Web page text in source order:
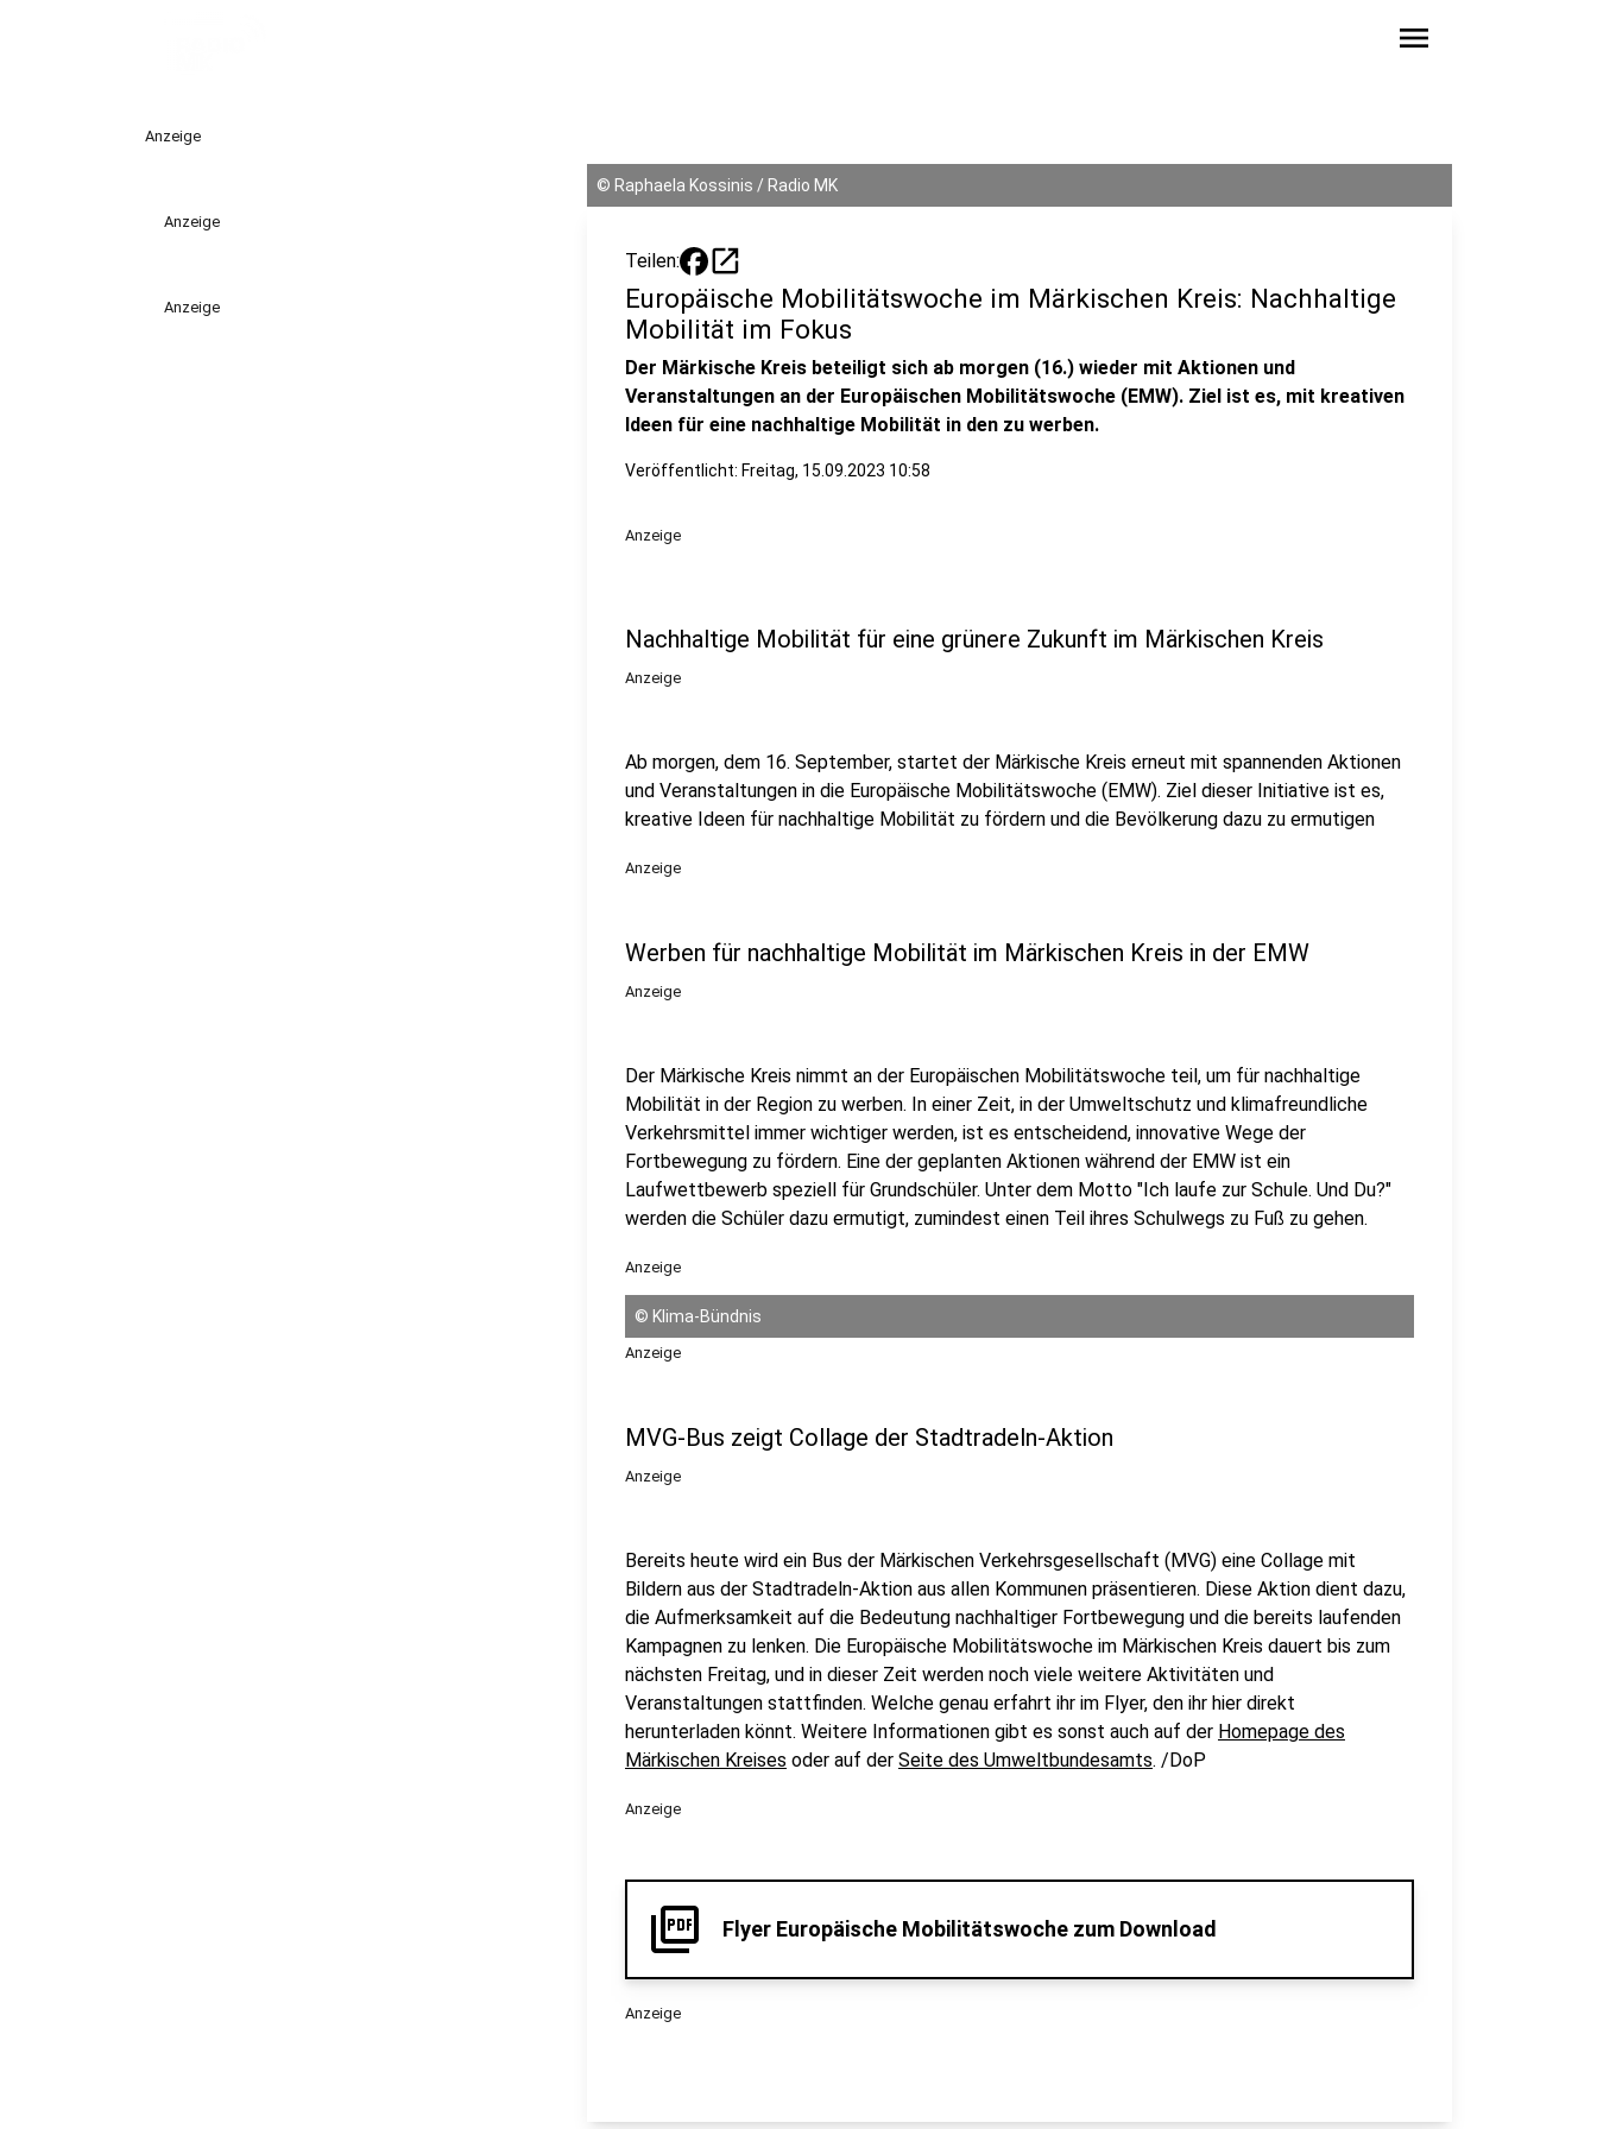
menu
Anzeige
Anzeige
Anzeige
© Raphaela Kossinis / Radio MK
Teilen: open_in_new
Europäische Mobilitätswoche im Märkischen Kreis: Nachhaltige
Mobilität im Fokus
Der Märkische Kreis beteiligt sich ab morgen (16.) wieder mit Aktionen und
Veranstaltungen an der Europäischen Mobilitätswoche (EMW). Ziel ist es, mit kreativen
Ideen für eine nachhaltige Mobilität in den zu werben.
Veröffentlicht: Freitag, 15.09.2023 10:58
Anzeige
Nachhaltige Mobilität für eine grünere Zukunft im Märkischen Kreis
Anzeige
Ab morgen, dem 16. September, startet der Märkische Kreis erneut mit spannenden Aktionen
und Veranstaltungen in die Europäische Mobilitätswoche (EMW). Ziel dieser Initiative ist es,
kreative Ideen für nachhaltige Mobilität zu fördern und die Bevölkerung dazu zu ermutigen
Anzeige
Werben für nachhaltige Mobilität im Märkischen Kreis in der EMW
Anzeige
Der Märkische Kreis nimmt an der Europäischen Mobilitätswoche teil, um für nachhaltige
Mobilität in der Region zu werben. In einer Zeit, in der Umweltschutz und klimafreundliche
Verkehrsmittel immer wichtiger werden, ist es entscheidend, innovative Wege der
Fortbewegung zu fördern. Eine der geplanten Aktionen während der EMW ist ein
Laufwettbewerb speziell für Grundschüler. Unter dem Motto "Ich laufe zur Schule. Und Du?"
werden die Schüler dazu ermutigt, zumindest einen Teil ihres Schulwegs zu Fuß zu gehen.
Anzeige
© Klima-Bündnis
Anzeige
MVG-Bus zeigt Collage der Stadtradeln-Aktion
Anzeige
Bereits heute wird ein Bus der Märkischen Verkehrsgesellschaft (MVG) eine Collage mit
Bildern aus der Stadtradeln-Aktion aus allen Kommunen präsentieren. Diese Aktion dient dazu,
die Aufmerksamkeit auf die Bedeutung nachhaltiger Fortbewegung und die bereits laufenden
Kampagnen zu lenken. Die Europäische Mobilitätswoche im Märkischen Kreis dauert bis zum
nächsten Freitag, und in dieser Zeit werden noch viele weitere Aktivitäten und
Veranstaltungen stattfinden. Welche genau erfahrt ihr im Flyer, den ihr hier direkt
herunterladen könnt. Weitere Informationen gibt es sonst auch auf der Homepage des
Märkischen Kreises oder auf der Seite des Umweltbundesamts. /DoP
Anzeige
picture_as_pdf Flyer Europäische Mobilitätswoche zum Download
Anzeige